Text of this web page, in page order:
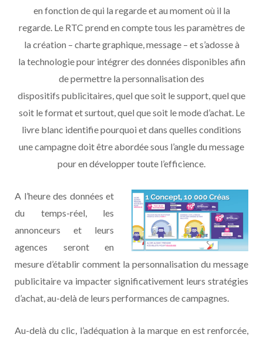
en fonction de qui la regarde et au moment où il la
regarde. Le RTC prend en compte tous les paramètres de
la création – charte graphique, message – et s’adosse à
la technologie pour intégrer des données disponibles afin
de permettre la personnalisation des
dispositifs publicitaires, quel que soit le support, quel que
soit le format et surtout, quel que soit le mode d’achat. Le
livre blanc identifie pourquoi et dans quelles conditions
une campagne doit être abordée sous l’angle du message
pour en développer toute l’efficience.
A l’heure des données et
du temps-réel, les
annonceurs et leurs
agences seront en
mesure d’établir comment la personnalisation du message
publicitaire va impacter significativement leurs stratégies
d’achat, au-delà de leurs performances de campagnes.
Au-delà du clic, l’adéquation à la marque en est renforcée,